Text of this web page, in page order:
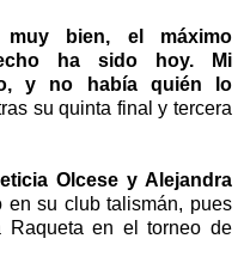
muy bien, el máximo
ha sido hoy. Mi
y no había quién lo
su quinta final y tercera
Olcese y Alejandra
en su club talismán, pues
en el torneo de